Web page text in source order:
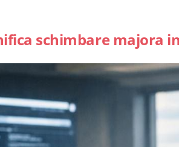
schimbare majora